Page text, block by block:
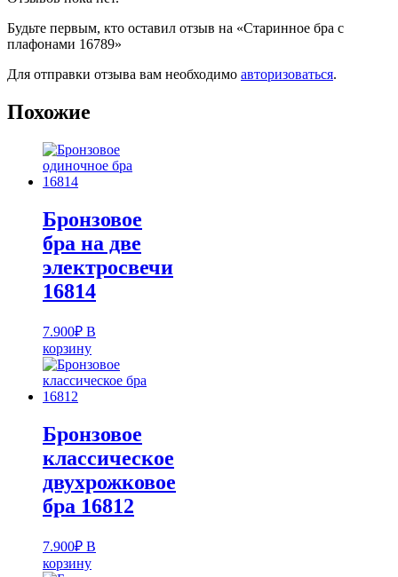
Будьте первым, кто оставил отзыв на «Старинное бра с
плафонами 16789»
Для отправки отзыва вам необходимо авторизоваться.
Похожие
Бронзовое
бра на две
электросвечи
16814
7.900₽ В
корзину
Бронзовое
классическое
двухрожковое
бра 16812
7.900₽ В
корзину